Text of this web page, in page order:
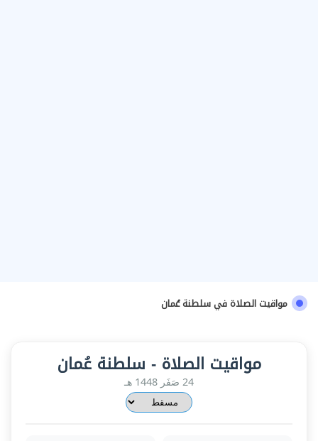
مواقيت الصلاة في سلطنة عُمان
مواقيت الصلاة - سلطنة عُمان
24 صَفَر 1448 هـ